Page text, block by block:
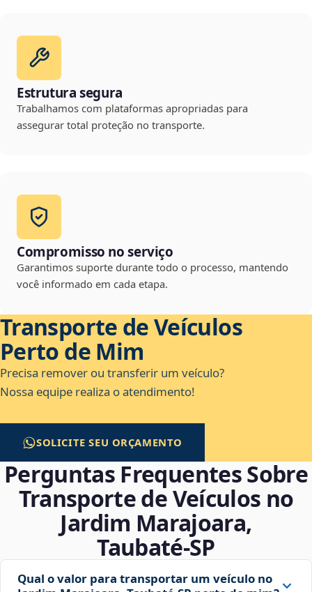
Estrutura segura
Trabalhamos com plataformas apropriadas para
assegurar total proteção no transporte.
Compromisso no serviço
Garantimos suporte durante todo o processo, mantendo
você informado em cada etapa.
Transporte de Veículos
Perto de Mim
Precisa remover ou transferir um veículo?
Nossa equipe realiza o atendimento!
SOLICITE SEU ORÇAMENTO
Perguntas Frequentes Sobre
Transporte de Veículos no
Jardim Marajoara,
Taubaté‑SP
Qual o valor para transportar um veículo no